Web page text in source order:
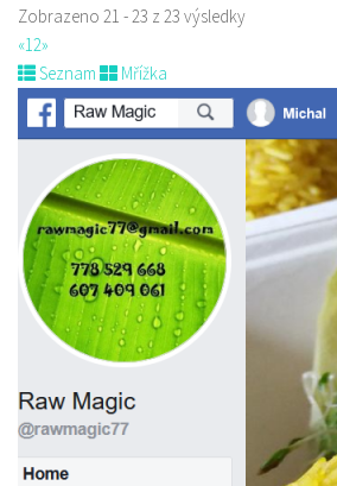
Zobrazeno 21 - 23 z 23 výsledky
«12»
Seznam
Mřížka